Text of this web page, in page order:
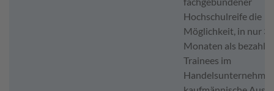
Hochschulreife die
Möglichkeit, in nur 34
Monaten als bezahlte
Trainees im